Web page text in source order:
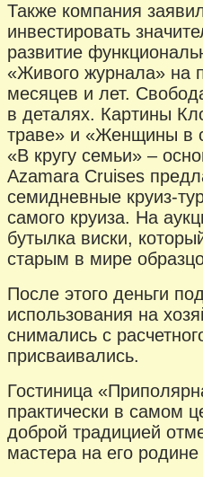
Также компания
инвестировать
развитие
«Живого журнала» на
месяцев и лет.
в деталях. Картины
траве» и «Женщины в
«В кругу семьи» –
Azamara Cruises
семидневные круиз-
самого круиза. На
бутылка виски,
старым в мире
После этого деньги
использования на
снимались с
присваивались.
Гостиница
практически в самом
доброй традицией
мастера на его